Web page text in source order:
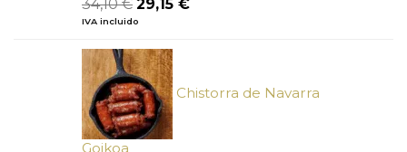
Valorado
con
de 5
34,10€
precio
era:
34,10 €.
29,15 €
IVA incluido
Chistorra de Navarra
Goikoa